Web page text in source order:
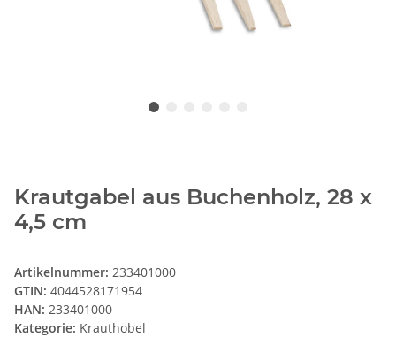
Krautgabel aus Buchenholz, 28 x
4,5 cm
Artikelnummer: 233401000
GTIN: 4044528171954
HAN: 233401000
Kategorie: Krauthobel